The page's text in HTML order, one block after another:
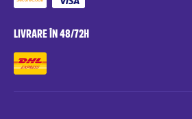
LIVRARE ÎN 48/72H